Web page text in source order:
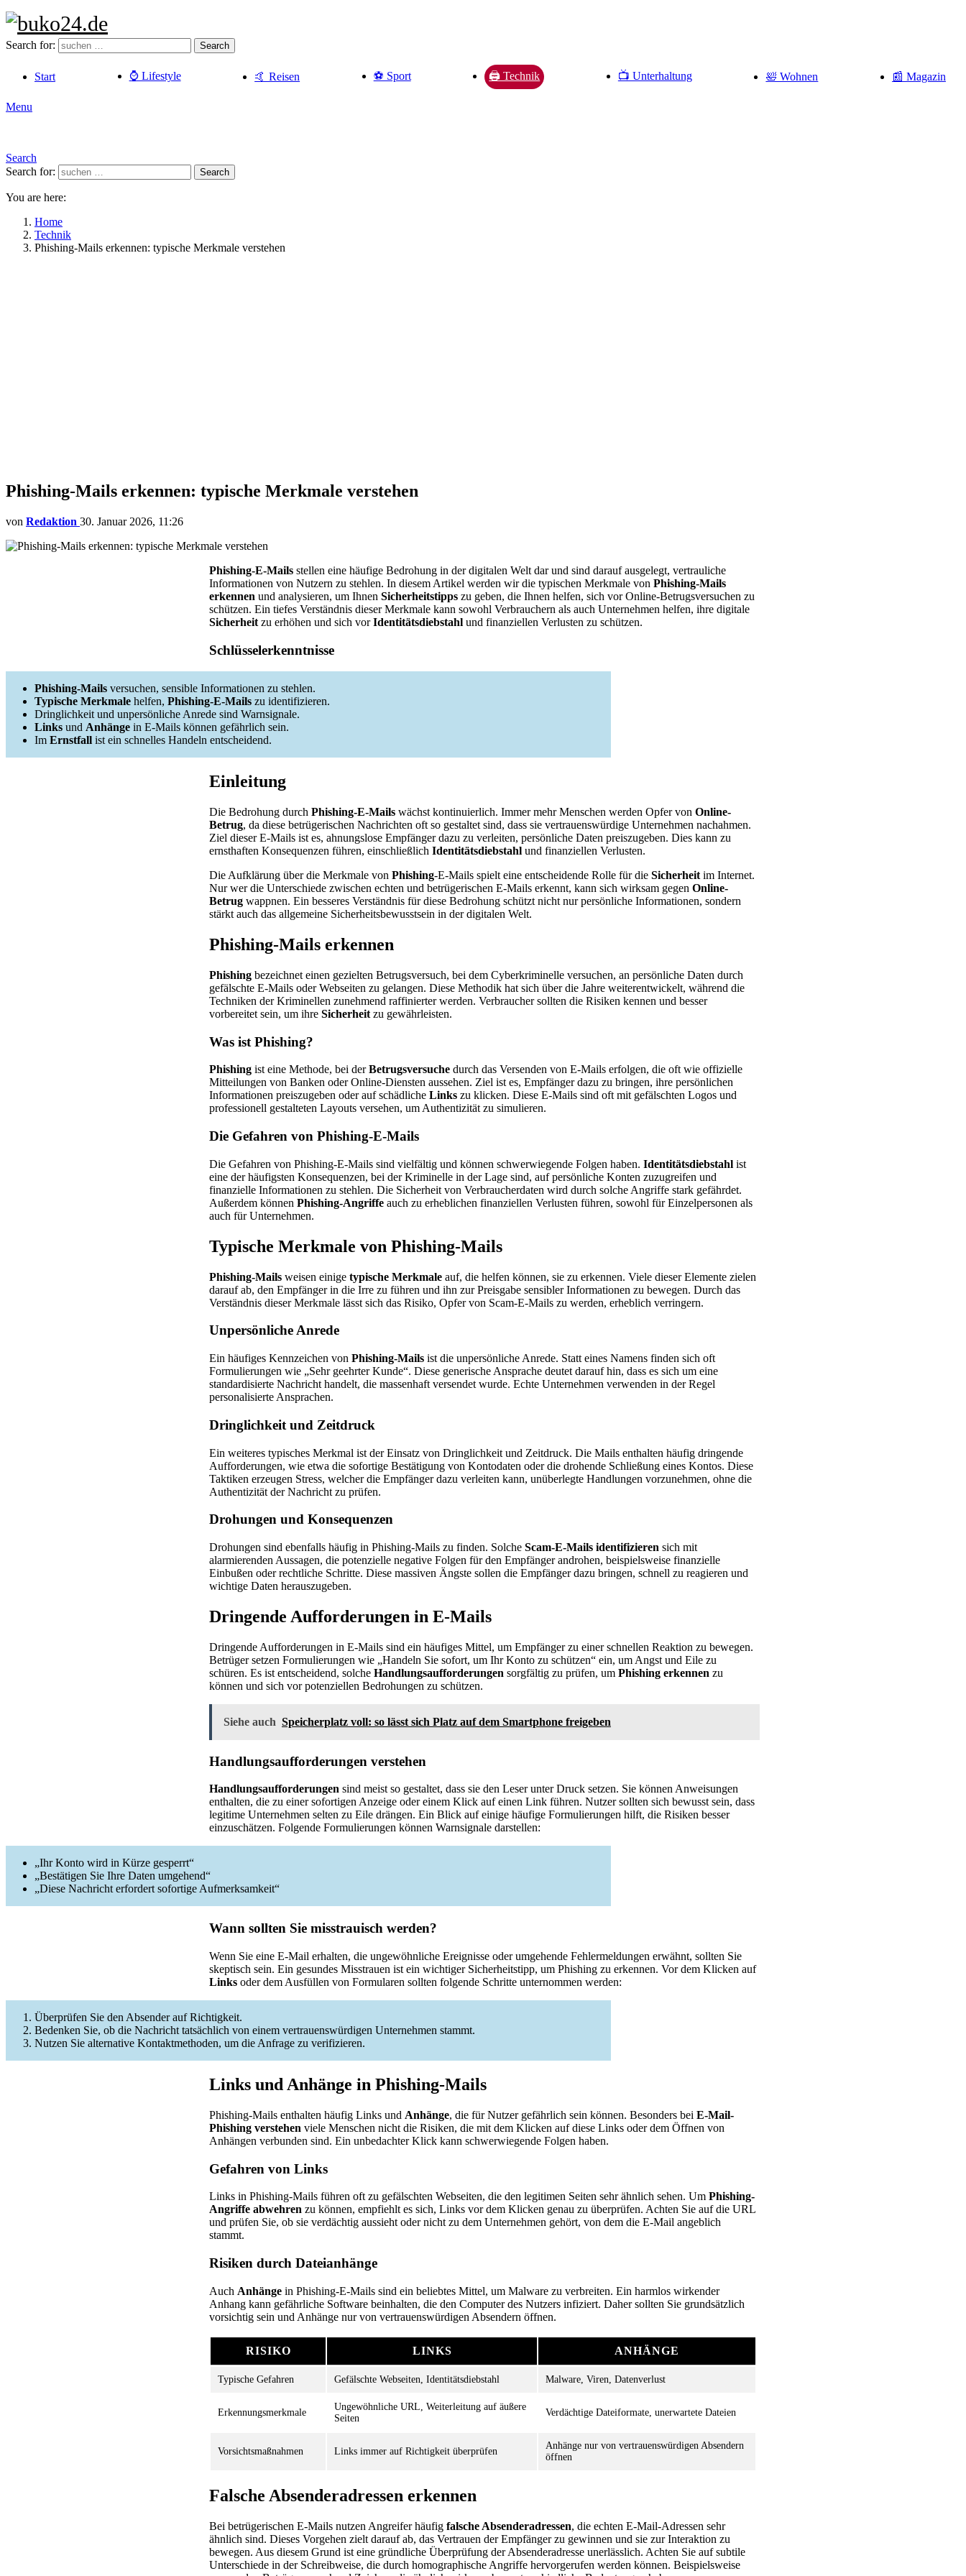
Search for: Search
Start ⌚️ Lifestyle 🤙 Reisen ⚽️ Sport 🖨️ Technik 📺 Unterhaltung 🛀 Wohnen 📰 Magazin
Menu
Search
Search for:
Search
You are here:
Home
Technik
Phishing-Mails erkennen: typische Merkmale verstehen
Phishing-Mails erkennen: typische Merkmale verstehen
von Redaktion 30. Januar 2026, 11:26
Phishing-E-Mails stellen eine häufige Bedrohung in der digitalen Welt dar und sind darauf ausgelegt, vertrauliche
Informationen von Nutzern zu stehlen. In diesem Artikel werden wir die typischen Merkmale von Phishing-Mails
erkennen und analysieren, um Ihnen Sicherheitstipps zu geben, die Ihnen helfen, sich vor Online-Betrugsversuchen zu
schützen. Ein tiefes Verständnis dieser Merkmale kann sowohl Verbrauchern als auch Unternehmen helfen, ihre digitale
Sicherheit zu erhöhen und sich vorIdentitätsdiebstahl und finanziellen Verlusten zu schützen.
Schlüsselerkenntnisse
Phishing-Mails versuchen, sensible Informationen zu stehlen.
Typische Merkmale helfen, Phishing-E-Mails zu identifizieren.
Dringlichkeit und unpersönliche Anrede sind Warnsignale.
Links und Anhänge in E-Mails können gefährlich sein.
Im Ernstfall ist ein schnelles Handeln entscheidend.
Einleitung
Die Bedrohung durch Phishing-E-Mails wächst kontinuierlich. Immer mehr Menschen werden Opfer von Online-
Betrug, da diese betrügerischen Nachrichten oft so gestaltet sind, dass sie vertrauenswürdige Unternehmen nachahmen.
Ziel dieser E-Mails ist es, ahnungslose Empfänger dazu zu verleiten, persönliche Daten preiszugeben. Dies kann zu
ernsthaften Konsequenzen führen, einschließlich Identitätsdiebstahl und finanziellen Verlusten.
Die Aufklärung über die Merkmale von Phishing-E-Mails spielt eine entscheidende Rolle für die Sicherheit im Internet.
Nur wer die Unterschiede zwischen echten und betrügerischen E-Mails erkennt, kann sich wirksam gegen Online-
Betrug wappnen. Ein besseres Verständnis für diese Bedrohung schützt nicht nur persönliche Informationen, sondern
stärkt auch das allgemeine Sicherheitsbewusstsein in der digitalen Welt.
Phishing-Mails erkennen
Phishing bezeichnet einen gezielten Betrugsversuch, bei dem Cyberkriminelle versuchen, an persönliche Daten durch
gefälschte E-Mails oder Webseiten zu gelangen. Diese Methodik hat sich über die Jahre weiterentwickelt, während die
Techniken der Kriminellen zunehmend raffinierter werden. Verbraucher sollten die Risiken kennen und besser
vorbereitet sein, um ihre Sicherheit zu gewährleisten.
Was ist Phishing?
Phishing ist eine Methode, bei derBetrugsversuche durch das Versenden von E-Mails erfolgen, die oft wie offizielle
Mitteilungen von Banken oder Online-Diensten aussehen. Ziel ist es, Empfänger dazu zu bringen, ihre persönlichen
Informationen preiszugeben oder auf schädliche Links zu klicken. Diese E-Mails sind oft mit gefälschten Logos und
professionell gestalteten Layouts versehen, um Authentizität zu simulieren.
Die Gefahren von Phishing-E-Mails
Die Gefahren von Phishing-E-Mails sind vielfältig und können schwerwiegende Folgen haben. Identitätsdiebstahl ist
eine der häufigsten Konsequenzen, bei der Kriminelle in der Lage sind, auf persönliche Konten zuzugreifen und
finanzielle Informationen zu stehlen. Die Sicherheit von Verbraucherdaten wird durch solche Angriffe stark gefährdet.
Außerdem können Phishing-Angriffe auch zu erheblichen finanziellen Verlusten führen, sowohl für Einzelpersonen als
auch für Unternehmen.
Typische Merkmale von Phishing-Mails
Phishing-Mails weisen einige typische Merkmale auf, die helfen können, sie zu erkennen. Viele dieser Elemente zielen
darauf ab, den Empfänger in die Irre zu führen und ihn zur Preisgabe sensibler Informationen zu bewegen. Durch das
Verständnis dieser Merkmale lässt sich das Risiko, Opfer von Scam-E-Mails zu werden, erheblich verringern.
Unpersönliche Anrede
Ein häufiges Kennzeichen von Phishing-Mails ist die unpersönliche Anrede. Statt eines Namens finden sich oft
Formulierungen wie „Sehr geehrter Kunde“. Diese generische Ansprache deutet darauf hin, dass es sich um eine
standardisierte Nachricht handelt, die massenhaft versendet wurde. Echte Unternehmen verwenden in der Regel
personalisierte Ansprachen.
Dringlichkeit und Zeitdruck
Ein weiteres typisches Merkmal ist der Einsatz von Dringlichkeit und Zeitdruck. Die Mails enthalten häufig dringende
Aufforderungen, wie etwa die sofortige Bestätigung von Kontodaten oder die drohende Schließung eines Kontos. Diese
Taktiken erzeugen Stress, welcher die Empfänger dazu verleiten kann, unüberlegte Handlungen vorzunehmen, ohne die
Authentizität der Nachricht zu prüfen.
Drohungen und Konsequenzen
Drohungen sind ebenfalls häufig in Phishing-Mails zu finden. Solche Scam-E-Mails identifizieren sich mit
alarmierenden Aussagen, die potenzielle negative Folgen für den Empfänger androhen, beispielsweise finanzielle
Einbußen oder rechtliche Schritte. Diese massiven Ängste sollen die Empfänger dazu bringen, schnell zu reagieren und
wichtige Daten herauszugeben.
Dringende Aufforderungen in E-Mails
Dringende Aufforderungen in E-Mails sind ein häufiges Mittel, um Empfänger zu einer schnellen Reaktion zu bewegen.
Betrüger setzen Formulierungen wie „Handeln Sie sofort, um Ihr Konto zu schützen“ ein, um Angst und Eile zu
schüren. Es ist entscheidend, solche Handlungsaufforderungen sorgfältig zu prüfen, um Phishing erkennen zu
können und sich vor potenziellen Bedrohungen zu schützen.
Siehe auch Speicherplatz voll: so lässt sich Platz auf dem Smartphone freigeben
Handlungsaufforderungen verstehen
Handlungsaufforderungen sind meist so gestaltet, dass sie den Leser unter Druck setzen. Sie können Anweisungen
enthalten, die zu einer sofortigen Anzeige oder einem Klick auf einen Link führen. Nutzer sollten sich bewusst sein, dass
legitime Unternehmen selten zu Eile drängen. Ein Blick auf einige häufige Formulierungen hilft, die Risiken besser
einzuschätzen. Folgende Formulierungen können Warnsignale darstellen:
„Ihr Konto wird in Kürze gesperrt“
„Bestätigen Sie Ihre Daten umgehend“
„Diese Nachricht erfordert sofortige Aufmerksamkeit“
Wann sollten Sie misstrauisch werden?
Wenn Sie eine E-Mail erhalten, die ungewöhnliche Ereignisse oder umgehende Fehlermeldungen erwähnt, sollten Sie
skeptisch sein. Ein gesundes Misstrauen ist ein wichtiger Sicherheitstipp, um Phishing zu erkennen. Vor dem Klicken auf
Links oder dem Ausfüllen von Formularen sollten folgende Schritte unternommen werden:
Überprüfen Sie den Absender auf Richtigkeit.
Bedenken Sie, ob die Nachricht tatsächlich von einem vertrauenswürdigen Unternehmen stammt.
Nutzen Sie alternative Kontaktmethoden, um die Anfrage zu verifizieren.
Links und Anhänge in Phishing-Mails
Phishing-Mails enthalten häufig Links und Anhänge, die für Nutzer gefährlich sein können. Besonders bei E-Mail-
Phishing verstehen viele Menschen nicht die Risiken, die mit dem Klicken auf diese Links oder dem Öffnen von
Anhängen verbunden sind. Ein unbedachter Klick kann schwerwiegende Folgen haben.
Gefahren von Links
Links in Phishing-Mails führen oft zu gefälschten Webseiten, die den legitimen Seiten sehr ähnlich sehen. Um Phishing-
Angriffe abwehren zu können, empfiehlt es sich, Links vor dem Klicken genau zu überprüfen. Achten Sie auf die URL
und prüfen Sie, ob sie verdächtig aussieht oder nicht zu dem Unternehmen gehört, von dem die E-Mail angeblich
stammt.
Risiken durch Dateianhänge
Auch Anhänge in Phishing-E-Mails sind ein beliebtes Mittel, um Malware zu verbreiten. Ein harmlos wirkender
Anhang kann gefährliche Software beinhalten, die den Computer des Nutzers infiziert. Daher sollten Sie grundsätzlich
vorsichtig sein und Anhänge nur von vertrauenswürdigen Absendern öffnen.
RISIKO LINKS ANHÄNGE
Typische Gefahren Gefälschte Webseiten, Identitätsdiebstahl Malware, Viren, Datenverlust
Erkennungsmerkmale
Ungewöhnliche URL, Weiterleitung auf äußere
Seiten
Verdächtige Dateiformate, unerwartete Dateien
Vorsichtsmaßnahmen Links immer auf Richtigkeit überprüfen
Anhänge nur von vertrauenswürdigen Absendern
öffnen
Falsche Absenderadressen erkennen
Bei betrügerischen E-Mails nutzen Angreifer häufig falsche Absenderadressen, die echten E-Mail-Adressen sehr
ähnlich sind. Dieses Vorgehen zielt darauf ab, das Vertrauen der Empfänger zu gewinnen und sie zur Interaktion zu
bewegen. Aus diesem Grund ist eine gründliche Überprüfung der Absenderadresse unerlässlich. Achten Sie auf subtile
Unterschiede in der Schreibweise, die durch homographische Angriffe hervorgerufen werden können. Beispielsweise